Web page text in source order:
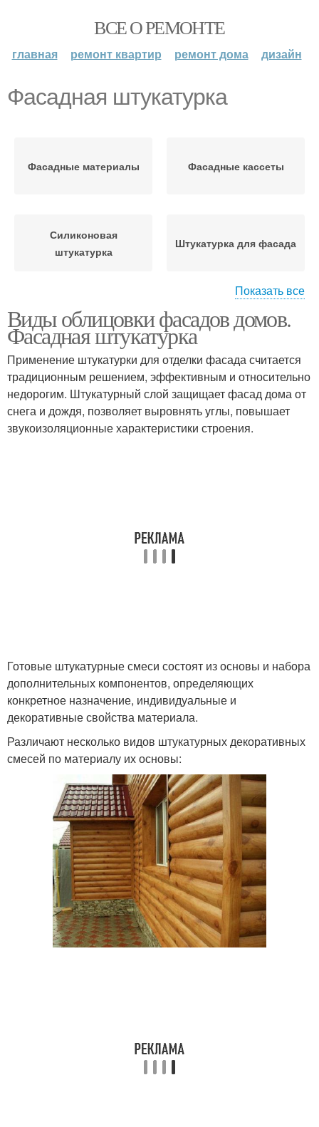
ВСЕ О РЕМОНТЕ
главная ремонт квартир ремонт дома дизайн
Фасадная штукатурка
Фасадные материалы Фасадные кассеты
Силиконовая
штукатурка
Штукатурка для фасада
Декоративные
штукатурки
Штукатурка на фасад
Декоративная
штукатурка
Штукатурка для
пенобетона
Показать все
Виды облицовки фасадов домов.
Фасадная штукатурка
Применение штукатурки для отделки фасада считается
традиционным решением, эффективным и относительно
недорогим. Штукатурный слой защищает фасад дома от
снега и дождя, позволяет выровнять углы, повышает
звукоизоляционные характеристики строения.
Готовые штукатурные смеси состоят из основы и набора
дополнительных компонентов, определяющих
конкретное назначение, индивидуальные и
декоративные свойства материала.
Различают несколько видов штукатурных декоративных
смесей по материалу их основы: